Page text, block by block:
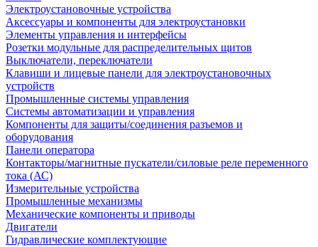
Электроустановочные устройства
Аксессуары и компоненты для электроустановки
Элементы управления и интерфейсы
Розетки модульные для распределительных щитов
Выключатели, переключатели
Клавиши и лицевые панели для электроустановочных
устройств
Промышленные системы управления
Системы автоматизации и управления
Компоненты для защиты/соединения разъемов и
оборудования
Панели оператора
Контакторы/магнитные пускатели/силовые реле переменного
тока (АС)
Измерительные устройства
Промышленные механизмы
Механические компоненты и приводы
Двигатели
Гидравлические комплектующие